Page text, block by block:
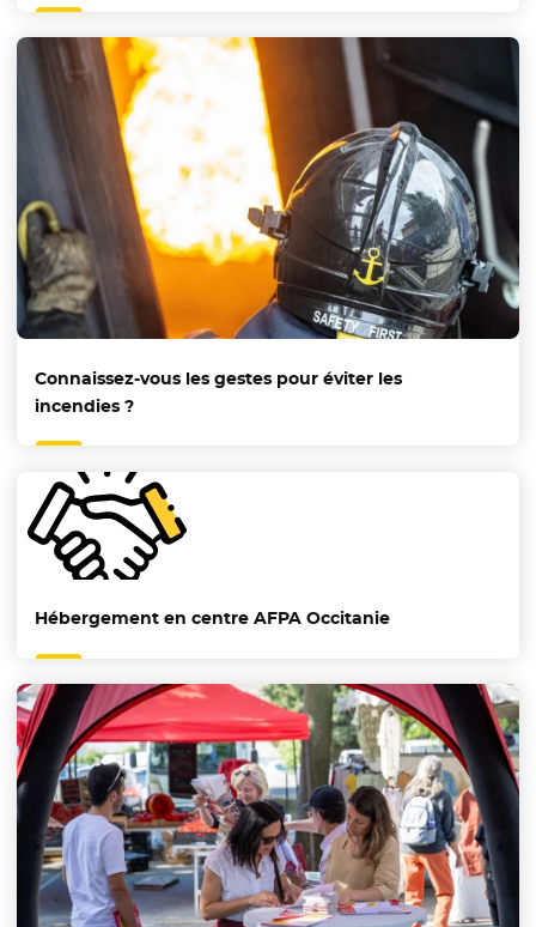
Connaissez-vous les gestes pour éviter les
incendies ?
Hébergement en centre AFPA Occitanie